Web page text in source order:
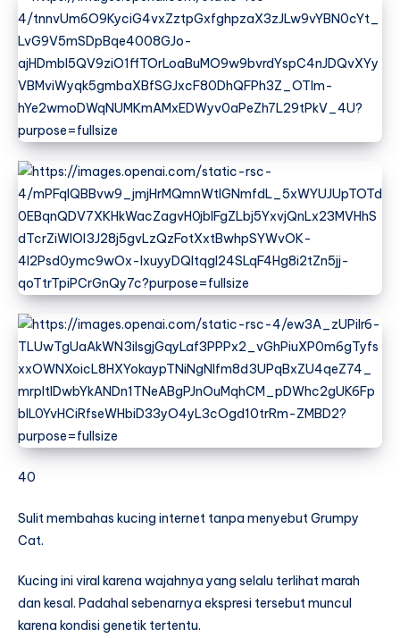
40
Sulit membahas kucing internet tanpa menyebut Grumpy
Cat.
Kucing ini viral karena wajahnya yang selalu terlihat marah
dan kesal. Padahal sebenarnya ekspresi tersebut muncul
karena kondisi genetik tertentu.